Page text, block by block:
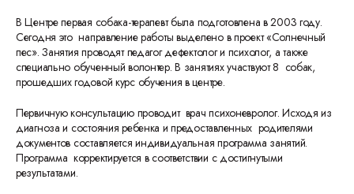
В Центре первая собака-терапевт была подготовлена в 2003 году.
Сегодня это направление работы выделено в проект «Солнечный
пес». Занятия проводят педагог дефектолог и психолог, а также
специально обученный волонтер. В занятиях участвуют 8 собак,
прошедших годовой курс обучения в центре.
Первичную консультацию проводит врач психоневролог. Исходя из
диагноза и состояния ребенка и предоставленных родителями
документов составляется индивидуальная программа занятий.
Программа корректируется в соответствии с достигнутыми
результатами.